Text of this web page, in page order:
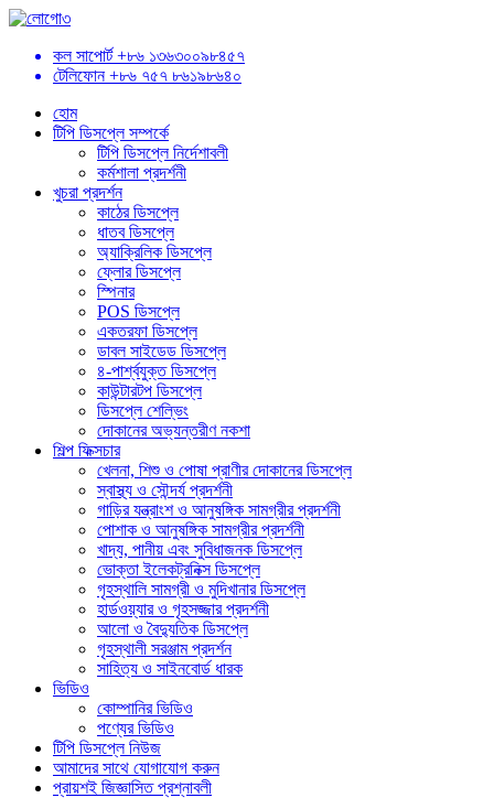
কল সাপোর্ট +৮৬ ১৩৬৩০০৯৮৪৫৭
টেলিফোন +৮৬ ৭৫৭ ৮৬১৯৮৬৪০
হোম
টিপি ডিসপ্লে সম্পর্কে
টিপি ডিসপ্লে নির্দেশাবলী
কর্মশালা প্রদর্শনী
খুচরা প্রদর্শন
কাঠের ডিসপ্লে
ধাতব ডিসপ্লে
অ্যাক্রিলিক ডিসপ্লে
ফ্লোর ডিসপ্লে
স্পিনার
POS ডিসপ্লে
একতরফা ডিসপ্লে
ডাবল সাইডেড ডিসপ্লে
৪-পার্শ্বযুক্ত ডিসপ্লে
কাউন্টারটপ ডিসপ্লে
ডিসপ্লে শেল্ভিং
দোকানের অভ্যন্তরীণ নকশা
শিল্প ফিক্সচার
খেলনা, শিশু ও পোষা প্রাণীর দোকানের ডিসপ্লে
স্বাস্থ্য ও সৌন্দর্য প্রদর্শনী
গাড়ির যন্ত্রাংশ ও আনুষঙ্গিক সামগ্রীর প্রদর্শনী
পোশাক ও আনুষঙ্গিক সামগ্রীর প্রদর্শনী
খাদ্য, পানীয় এবং সুবিধাজনক ডিসপ্লে
ভোক্তা ইলেকট্রনিক্স ডিসপ্লে
গৃহস্থালি সামগ্রী ও মুদিখানার ডিসপ্লে
হার্ডওয়্যার ও গৃহসজ্জার প্রদর্শনী
আলো ও বৈদ্যুতিক ডিসপ্লে
গৃহস্থালী সরঞ্জাম প্রদর্শন
সাহিত্য ও সাইনবোর্ড ধারক
ভিডিও
কোম্পানির ভিডিও
পণ্যের ভিডিও
টিপি ডিসপ্লে নিউজ
আমাদের সাথে যোগাযোগ করুন
প্রায়শই জিজ্ঞাসিত প্রশ্নাবলী